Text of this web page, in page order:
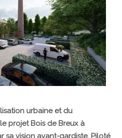
urbaine et du
projet Bois de Breux à
sa vision avant-gardiste. Piloté